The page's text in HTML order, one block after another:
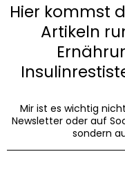
Hier kommst
Artikeln
Mir ist es wichtig
Newsletter oder auf
sondern